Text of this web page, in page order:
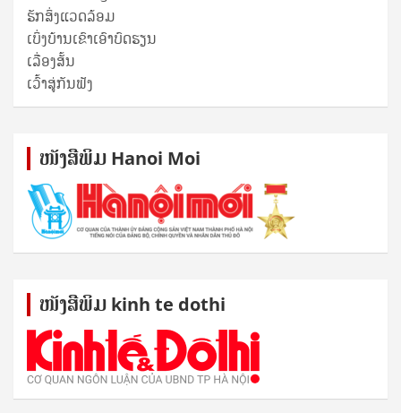
ຮັກສິ່ງແວດລ້ອມ
ເບິ່ງບ້ານເຂົາເອົາບົດຮຽນ
ເລື່ອງສັ້ນ
ເວົ້າສູ່ກັນຟັງ
ໜັງ​ສື​ພິມ Hanoi Moi
ໜັງ​ສື​ພິມ kinh te dothi